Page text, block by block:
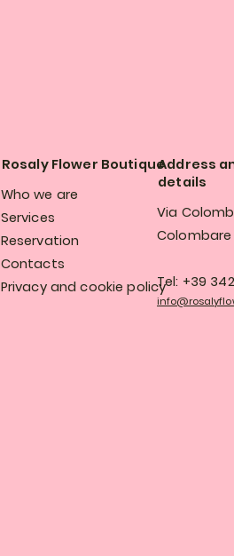
Rosaly Flower Boutique
Who we are
Services
Reservation
Contacts
Privacy and cookie policy
Address
details
Via
Colombare
Tel: +39